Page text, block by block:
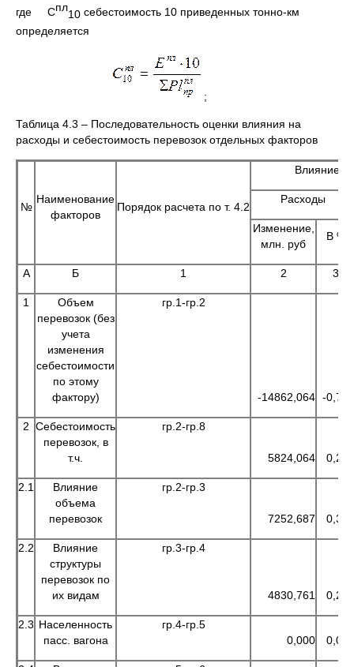
где Спл
10 себестоимость 10 приведенных тонно-км
определяется
;
Таблица 4.3 – Последовательность оценки влияния на
расходы и себестоимость перевозок отдельных факторов
№
Наименование
факторов
Порядок расчета по т. 4.2
Влияние
Расходы
Изменение,
млн. руб
В %
А Б 1 2 3
1
Объем
перевозок (без
учета
изменения
себестоимости
по этому
фактору)
гр.1-гр.2
-14862,064 -0,762
2 Себестоимость
перевозок, в
т.ч.
гр.2-гр.8
5824,064 0,299
2.1
Влияние
объема
перевозок
гр.2-гр.3
7252,687 0,372
2.2
Влияние
структуры
перевозок по
их видам
гр.3-гр.4
4830,761 0,248
2.3 Населенность
пасс. вагона
гр.4-гр.5
0,000
0,000